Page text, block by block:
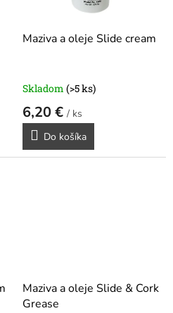
Maziva a oleje Slide cream
Skladom (>5 ks)
6,20 € / ks
Do košíka
Maziva a oleje Slide & Cork
Grease